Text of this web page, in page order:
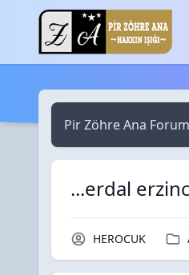
Skip to main content
Pir Zöhre Ana Forum
...erdal
Konu Sahibi /
HEROCUK